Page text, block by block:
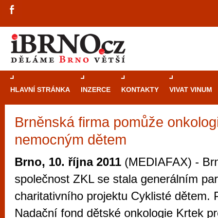
HLAVNÍ STRÁNKA INZERCE KONTAKTY VIVAT VINUM
Brněnská firma pomůže
nemocným dětem
Brno, 10. října 2011 (MEDIAFAX) -
společnost ZKL se stala generálním
charitativního projektu Cyklisté dětem.
Nadační fond dětské onkologie Krtek
Průvodce
Brno je
zajímavé
restaurace,
Mimo jiné je ale také místem, kde si